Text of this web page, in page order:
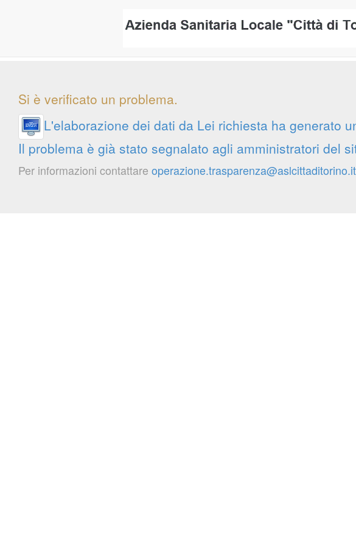
Si è verificato un problema.
L'elaborazione dei dati da Lei richiesta ha generato
Il problema è già stato segnalato agli amministratori del
Per informazioni contattare operazione.trasparenza@aslcittaditorino.it